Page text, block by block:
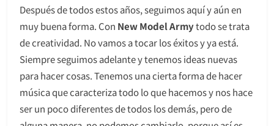
Después de todos estos años, seguimos aquí y aún en
muy buena forma. Con New Model Armytodo se trata
de creatividad. No vamos a tocar los éxitos y ya está.
Siempre seguimos adelante y tenemos ideas nuevas
para hacer cosas. Tenemos una cierta forma de hacer
música que caracteriza todo lo que hacemos y nos hace
ser un poco diferentes de todos los demás, pero de